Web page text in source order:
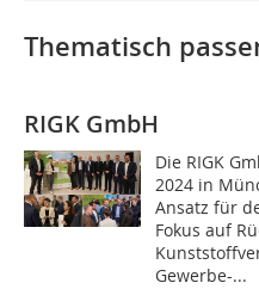
Thematisch
RIGK GmbH
Die RIGK
2024 in
Ansatz für
Fokus auf
Gewerbe-...